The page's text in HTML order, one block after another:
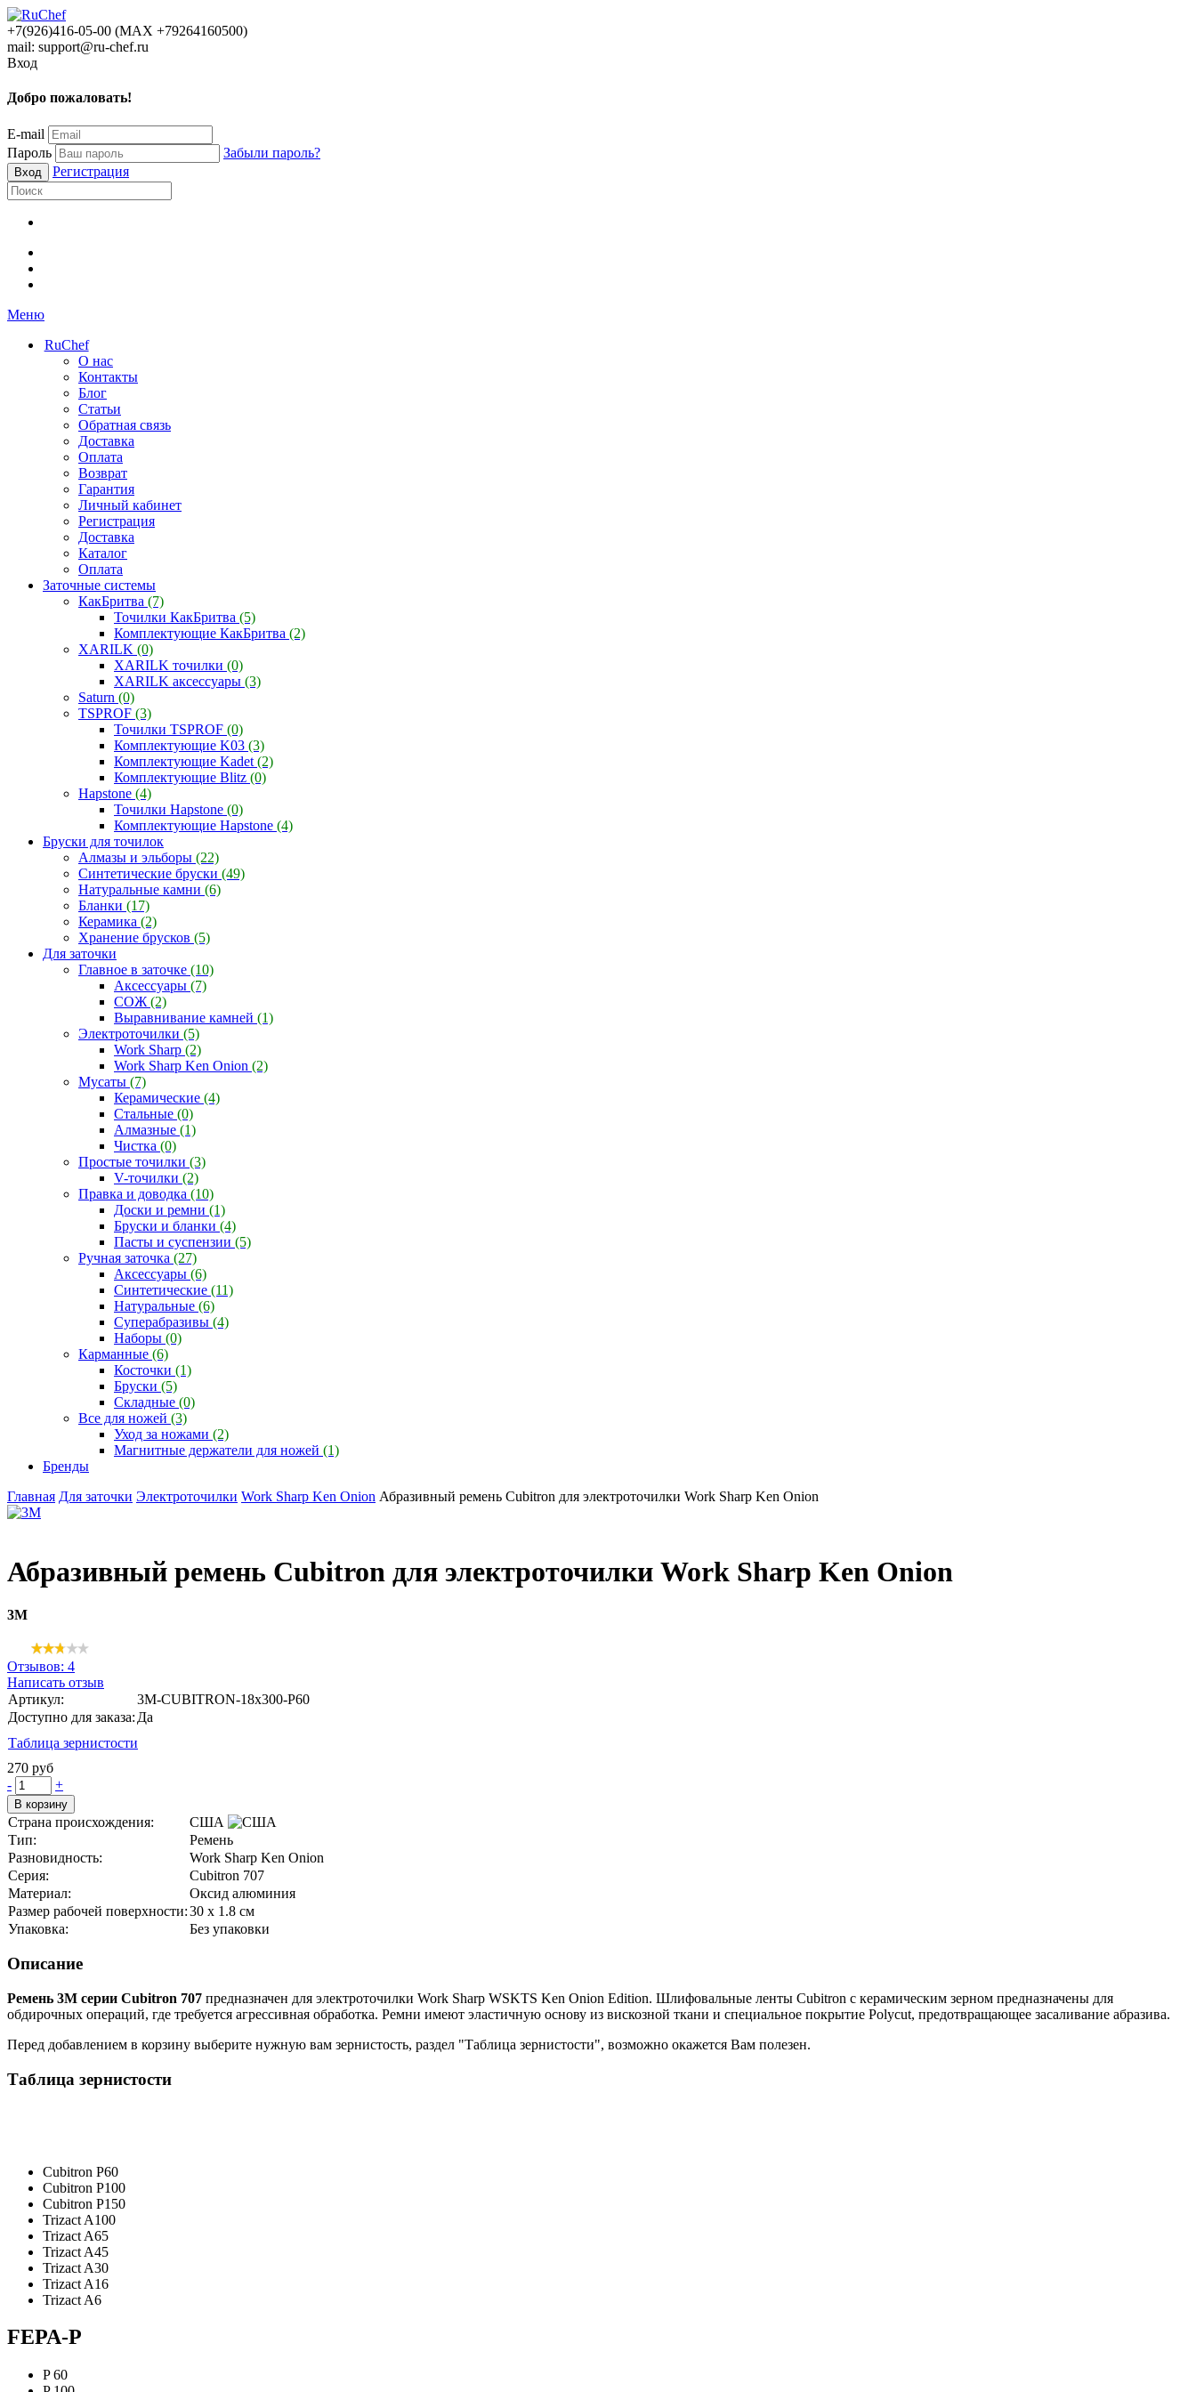
+7(926)416-05-00 (МАХ +79264160500)
mail: support@ru-chef.ru
Вход
Добро пожаловать!
E-mail
Пароль
Забыли пароль?
Регистрация
Меню
RuChef
О нас
Контакты
Блог
Статьи
Обратная связь
Доставка
Оплата
Возврат
Гарантия
Личный кабинет
Регистрация
Доставка
Каталог
Оплата
Заточные системы
КакБритва (7)
Точилки КакБритва (5)
Комплектующие КакБритва (2)
XARILK (0)
XARILK точилки (0)
XARILK аксессуары (3)
Saturn (0)
TSPROF (3)
Точилки TSPROF (0)
Комплектующие K03 (3)
Комплектующие Kadet (2)
Комплектующие Blitz (0)
Hapstone (4)
Точилки Hapstone (0)
Комплектующие Hapstone (4)
Бруски для точилок
Алмазы и эльборы (22)
Синтетические бруски (49)
Натуральные камни (6)
Бланки (17)
Керамика (2)
Хранение брусков (5)
Для заточки
Главное в заточке (10)
Аксессуары (7)
СОЖ (2)
Выравнивание камней (1)
Электроточилки (5)
Work Sharp (2)
Work Sharp Ken Onion (2)
Мусаты (7)
Керамические (4)
Стальные (0)
Алмазные (1)
Чистка (0)
Простые точилки (3)
V-точилки (2)
Правка и доводка (10)
Доски и ремни (1)
Бруски и бланки (4)
Пасты и суспензии (5)
Ручная заточка (27)
Аксессуары (6)
Синтетические (11)
Натуральные (6)
Суперабразивы (4)
Наборы (0)
Карманные (6)
Косточки (1)
Бруски (5)
Складные (0)
Все для ножей (3)
Уход за ножами (2)
Магнитные держатели для ножей (1)
Бренды
Главная Для заточки Электроточилки Work Sharp Ken Onion Абразивный ремень Cubitron для электроточилки Work Sharp Ken Onion
Абразивный ремень Cubitron для электроточилки Work Sharp Ken Onion
3M
Отзывов: 4
Написать отзыв
Артикул:
3M-CUBITRON-18x300-P60
Доступно для заказа: Да
Таблица зернистости
270 руб
-
+
В корзину
Страна происхождения:
США
Тип:
Ремень
Разновидность:
Work Sharp Ken Onion
Серия:
Cubitron 707
Материал:
Оксид алюминия
Размер рабочей поверхности:30 x 1.8 см
Упаковка:
Без упаковки
Описание
Ремень 3M серии Cubitron 707 предназначен для электроточилки Work Sharp WSKTS Ken Onion Edition. Шлифовальные ленты Cubitron с керамическим зерном предназначены для
обдирочных операций, где требуется агрессивная обработка. Ремни имеют эластичную основу из вискозной ткани и специальное покрытие Polycut, предотвращающее засаливание абразива.
Перед добавлением в корзину выберите нужную вам зернистость, раздел "Таблица зернистости", возможно окажется Вам полезен.
Таблица зернистости
Cubitron P60
Cubitron P100
Cubitron P150
Trizact A100
Trizact A65
Trizact A45
Trizact A30
Trizact A16
Trizact A6
FEPA-P
P 60